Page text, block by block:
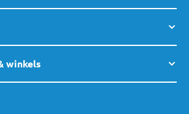
winkels